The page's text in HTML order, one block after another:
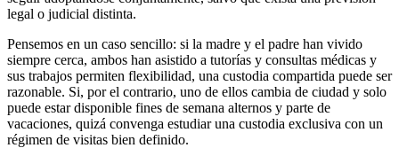
legal o judicial distinta.
Pensemos en un caso sencillo: si la madre y el padre han vivido
siempre cerca, ambos han asistido a tutorías y consultas médicas y
sus trabajos permiten flexibilidad, una custodia compartida puede ser
razonable. Si, por el contrario, uno de ellos cambia de ciudad y solo
puede estar disponible fines de semana alternos y parte de
vacaciones, quizá convenga estudiar una custodia exclusiva con un
régimen de visitas bien definido.